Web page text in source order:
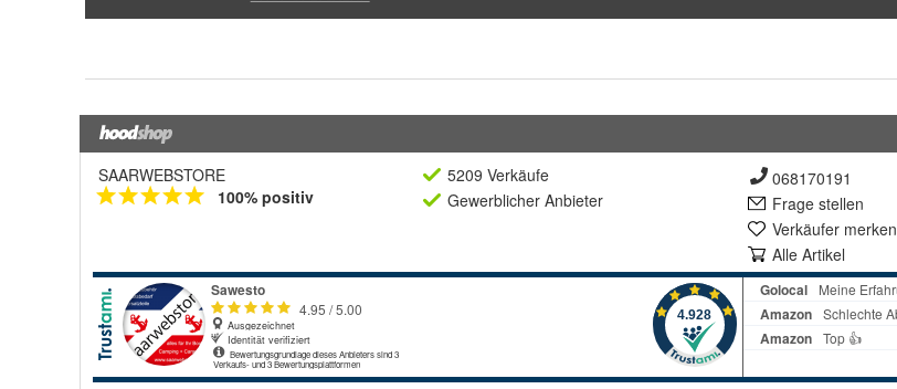
SAARWEBSTORE
100% positiv
5209 Verkäufe
Gewerblicher Anbieter
068170191
Frage stellen
Verkäufer merken
Alle Artikel